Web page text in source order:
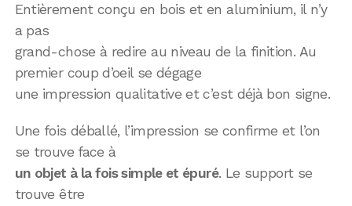
Entièrement conçu en bois et en aluminium, il n’y
a pas
grand-chose à redire au niveau de la finition. Au
premier coup d’oeil se dégage
une impression qualitative et c’est déjà bon signe.
Une fois déballé, l’impression se confirme et l’on
se trouve face à
un objet à la fois simple et épuré. Le support se
trouve être